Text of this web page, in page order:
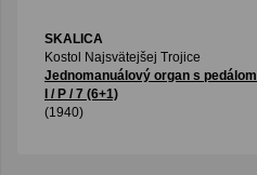
SKALICA
Kostol Najsvätejšej Trojice
Jednomanuálový organ s pedálom
I / P / 7 (6+1)
(1940)